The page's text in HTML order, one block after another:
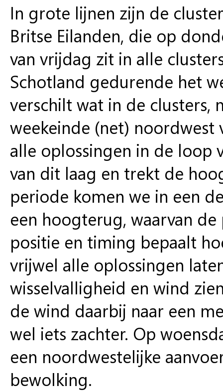
In grote lijnen zijn de
Britse Eilanden, die op
van vrijdag zit in alle
Schotland gedurende het
verschilt wat in de clusters,
weekeinde (net) noordwest
alle oplossingen in de loop
van dit laag en trekt de
periode komen we in een
een hoogterug, waarvan
positie en timing bepaalt
vrijwel alle oplossingen
wisselvalligheid en wind
de wind daarbij naar een
wel iets zachter. Op
een noordwestelijke
bewolking.